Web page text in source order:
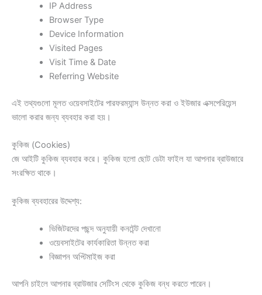
IP Address
Browser Type
Device Information
Visited Pages
Visit Time & Date
Referring Website
এই তথ্যগুলো মূলত ওয়েবসাইটের পারফরম্যান্স উন্নত করা ও ইউজার এক্সপেরিয়েন্স
ভালো করার জন্য ব্যবহার করা হয়।
কুকিজ (Cookies)
জে আইটি কুকিজ ব্যবহার করে। কুকিজ হলো ছোট ডেটা ফাইল যা আপনার ব্রাউজারে
সংরক্ষিত থাকে।
কুকিজ ব্যবহারের উদ্দেশ্য:
ভিজিটরদের পছন্দ অনুযায়ী কনটেন্ট দেখানো
ওয়েবসাইটের কার্যকারিতা উন্নত করা
বিজ্ঞাপন অপ্টিমাইজ করা
আপনি চাইলে আপনার ব্রাউজার সেটিংস থেকে কুকিজ বন্ধ করতে পারেন।